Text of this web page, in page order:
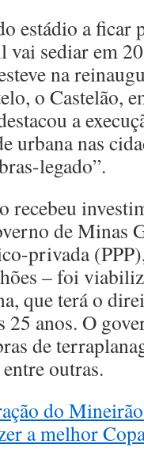
estádio a ficar
vai sediar em
na
o Castelão,
a
urbana nas
legado”.
de Minas
privada
– foi
que terá o
25 anos. O
de
outras.
do
a melhor